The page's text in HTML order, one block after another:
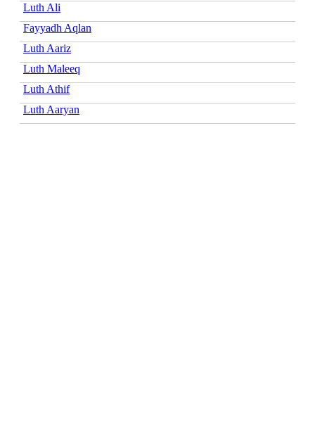
Luth Ali
Fayyadh Aqlan
Luth Aariz
Luth Maleeq
Luth Athif
Luth Aaryan